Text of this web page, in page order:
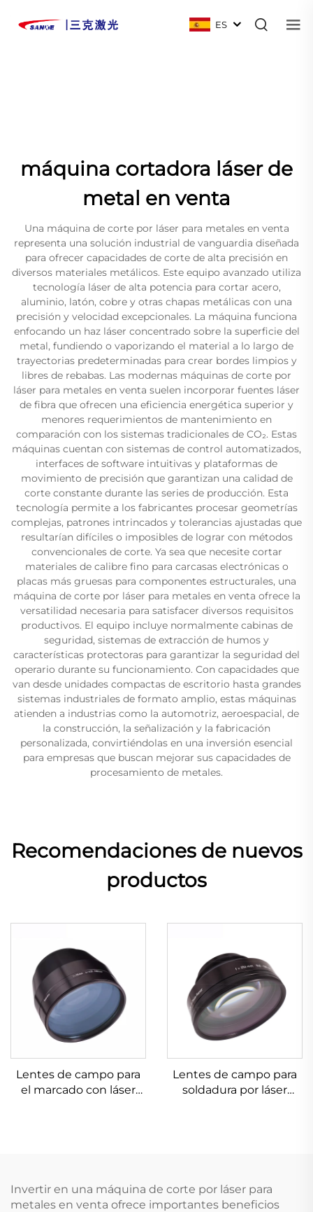
ES
máquina cortadora láser de
metal en venta
Una máquina de corte por láser para metales en venta
representa una solución industrial de vanguardia diseñada
para ofrecer capacidades de corte de alta precisión en
diversos materiales metálicos. Este equipo avanzado utiliza
tecnología láser de alta potencia para cortar acero,
aluminio, latón, cobre y otras chapas metálicas con una
precisión y velocidad excepcionales. La máquina funciona
enfocando un haz láser concentrado sobre la superficie del
metal, fundiendo o vaporizando el material a lo largo de
trayectorias predeterminadas para crear bordes limpios y
libres de rebabas. Las modernas máquinas de corte por
láser para metales en venta suelen incorporar fuentes láser
de fibra que ofrecen una eficiencia energética superior y
menores requerimientos de mantenimiento en
comparación con los sistemas tradicionales de CO₂. Estas
máquinas cuentan con sistemas de control automatizados,
interfaces de software intuitivas y plataformas de
movimiento de precisión que garantizan una calidad de
corte constante durante las series de producción. Esta
tecnología permite a los fabricantes procesar geometrías
complejas, patrones intrincados y tolerancias ajustadas que
resultarían difíciles o imposibles de lograr con métodos
convencionales de corte. Ya sea que necesite cortar
materiales de calibre fino para carcasas electrónicas o
placas más gruesas para componentes estructurales, una
máquina de corte por láser para metales en venta ofrece la
versatilidad necesaria para satisfacer diversos requisitos
productivos. El equipo incluye normalmente cabinas de
seguridad, sistemas de extracción de humos y
características protectoras para garantizar la seguridad del
operario durante su funcionamiento. Con capacidades que
van desde unidades compactas de escritorio hasta grandes
sistemas industriales de formato amplio, estas máquinas
atienden a industrias como la automotriz, aeroespacial, de
la construcción, la señalización y la fabricación
personalizada, convirtiéndolas en una inversión esencial
para empresas que buscan mejorar sus capacidades de
procesamiento de metales.
Recomendaciones de nuevos
productos
Lentes de campo para
el marcado con láser
Lentes de campo para
soldadura por láser
Invertir en una máquina de corte por láser para
metales en venta ofrece importantes beneficios